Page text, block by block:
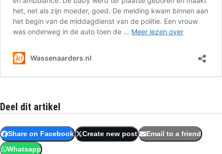
Deel dit artikel
Share on Facebook Create new post Email to a friend
Whatsapp